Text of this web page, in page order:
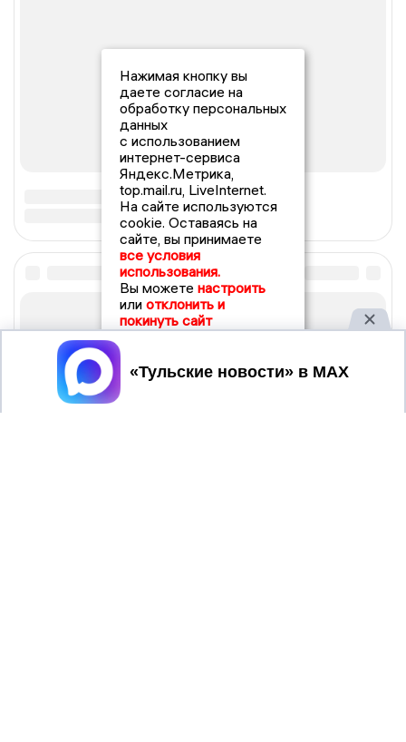
Нажимая кнопку вы
даете согласие на
обработку персональных
данных
с использованием
интернет-сервиса
Яндекс.Метрика,
top.mail.ru, LiveInternet.
На сайте используются
cookie. Оставаясь на
сайте, вы принимаете
все условия
использования.
Вы можете настроить
или отклонить и
покинуть сайт
Принять